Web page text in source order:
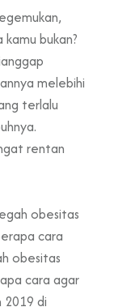
bukan?
melebihi
terlalu
rentan
obesitas
cara
obesitas
cara agar
di